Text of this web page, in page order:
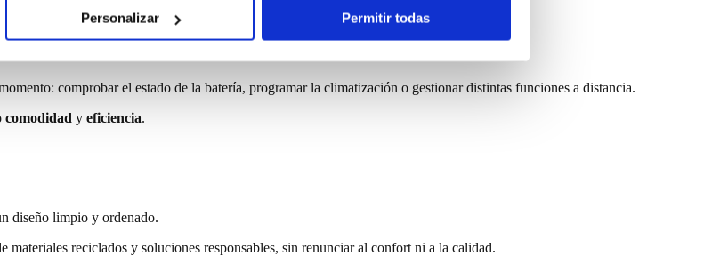
Personalizar Permitir todas
comprobar el estado de la batería, programar la climatización o gestionar distintas funciones a distancia.
comodidad y eficiencia.
diseño limpio y ordenado.
materiales reciclados y soluciones responsables, sin renunciar al confort ni a la calidad.